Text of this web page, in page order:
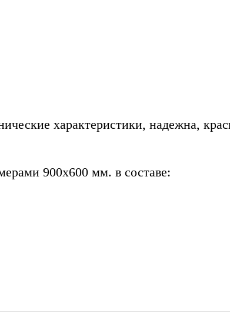
характеристики, надежна,
900х600 мм. в составе: